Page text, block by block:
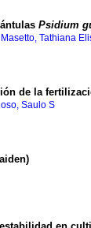
Psidium
Masetto, Tathiana
de la
Saulo S